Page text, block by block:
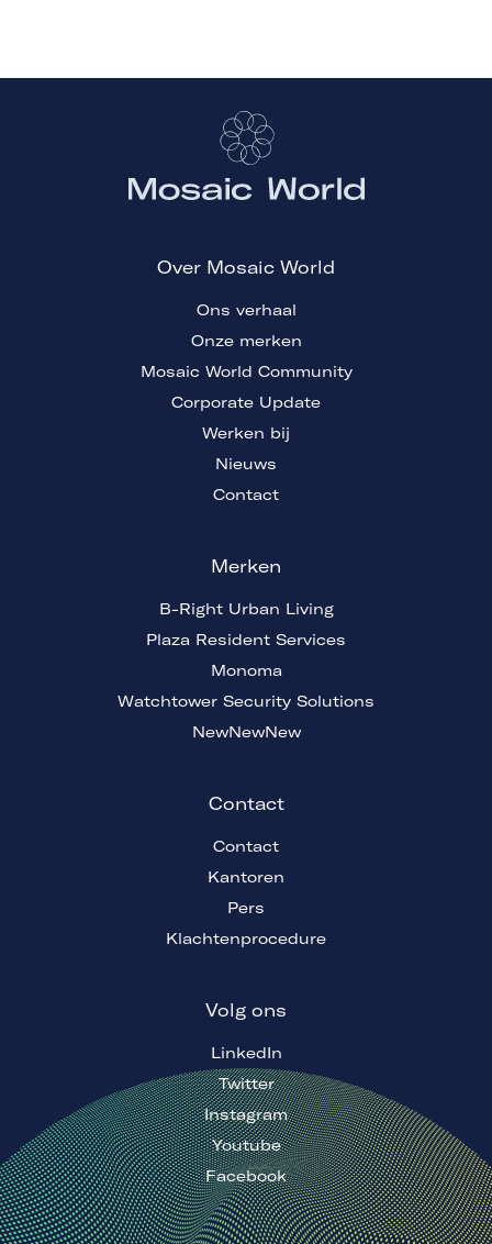
Over Mosaic World
Ons verhaal
Onze merken
Mosaic World Community
Corporate Update
Werken bij
Nieuws
Contact
Merken
B-Right Urban Living
Plaza Resident Services
Monoma
Watchtower Security Solutions
NewNewNew
Contact
Contact
Kantoren
Pers
Klachtenprocedure
Volg ons
LinkedIn
Twitter
Instagram
Youtube
Facebook